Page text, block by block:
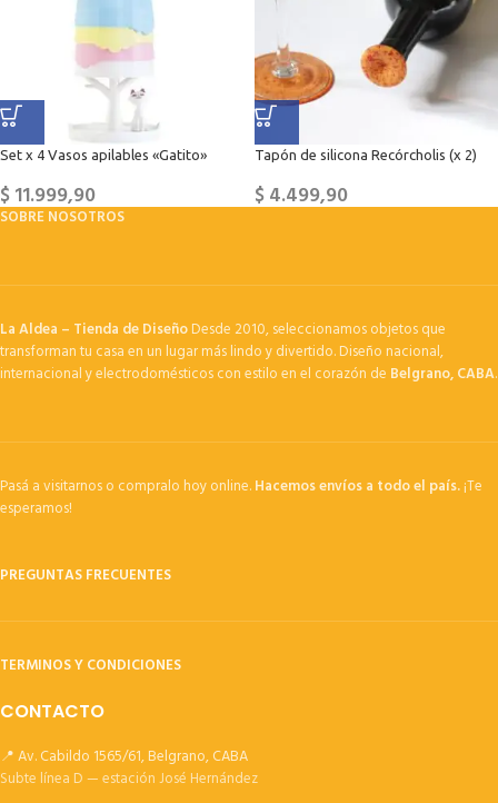
Set x 4 Vasos apilables «Gatito»
$11.999,90
Tapón de silicona Recórcholis (x 2)
$4.499,90
SOBRE NOSOTROS
La Aldea – Tienda de DiseñoDesde 2010, seleccionamos objetos que
transforman tu casa en un lugar más lindo y divertido. Diseño nacional,
internacional y electrodomésticos con estilo en el corazón de Belgrano, CABA.
Pasá a visitarnos o compralo hoy online.Hacemos envíos a todo el país.¡Te
esperamos!
PREGUNTAS FRECUENTES
TERMINOS Y CONDICIONES
CONTACTO
📍 Av. Cabildo 1565/61, Belgrano, CABA
Subte línea D — estación José Hernández